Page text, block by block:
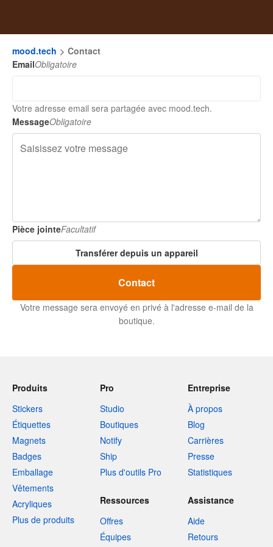
mood.tech
Contact
EmailObligatoire
Votre adresse email sera partagée avec mood.tech.
MessageObligatoire
Pièce jointeFacultatif
Transférer depuis un appareil
Contact
Votre message sera envoyé en privé à l'adresse e-mail de la
boutique.
Produits
Stickers
Étiquettes
Magnets
Badges
Emballage
Vêtements
Acryliques
Plus de produits
Pro
Studio
Boutiques
Notify
Ship
Plus d'outils Pro
Entreprise
À propos
Blog
Carrières
Presse
Statistiques
Ressources
Offres
Équipes
Assistance
Aide
Retours